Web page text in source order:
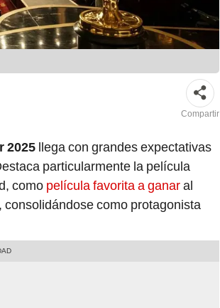
Compartir
2025 llega con grandes expectativas
particularmente la película
como película favorita a ganaral
como protagonista